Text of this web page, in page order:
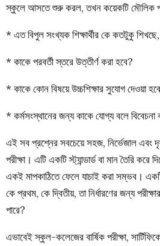
স্কুলে আসতে শুরু করল, তখন কয়েকটি মৌলিক
* এত বিপুল সংখ্যক শিক্ষার্থীর কে কতটুকু শিখছে,
* কাকে পরবর্তী স্তরে উত্তীর্ণ করা হবে?
* কাকে কোন বিষয়ে উচ্চশিক্ষার সুযোগ দেওয়া
* কর্মসংস্থানের জন্য কাকে যোগ্য বলে বিবেচনা
এই সব প্রশ্নের সবচেয়ে সহজ, নির্ভেজাল এবং
পরীক্ষা। এটি একটি স্ট্যান্ডার্ড বা মান তৈরি করে
একই মাপকাঠিতে ফেলে যাচাই করা সম্ভব।
কে প্রথম, কে দ্বিতীয়, তা নির্ধারণের জন্য
পারে?
এভাবেই স্কুল-কলেজের বার্ষিক পরীক্ষা,